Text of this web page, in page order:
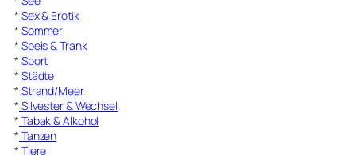
* Sex & Erotik
* Sommer
* Speis & Trank
* Sport
* Städte
* Strand/Meer
* Silvester & Wechsel
* Tabak & Alkohol
* Tanzen
* Tiere